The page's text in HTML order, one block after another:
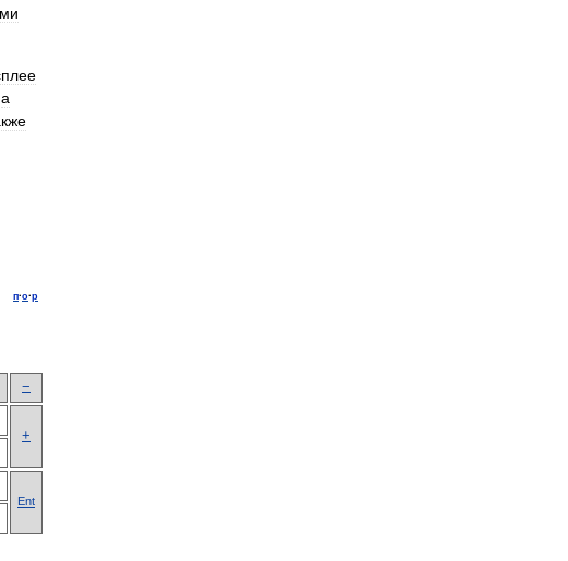
а
п·о·р
−
+
Ent